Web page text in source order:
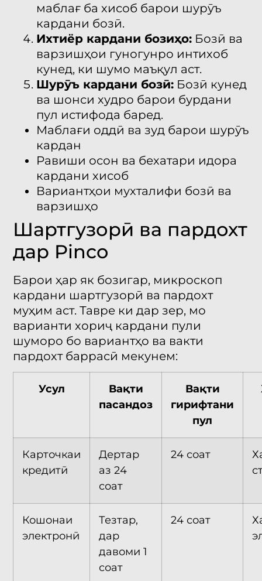
маблағ ба хисоб барои шурӯъ
кардани бозӣ.
Ихтиёр кардани бозиҳо: Бозӣ ва
варзишҳои гуногунро интихоб
кунед, ки шумо маъқул аст.
Шурӯъ кардани бозӣ: Бозӣ кунед
ва шонси худро барои бурдани
пул истифода баред.
Маблағи оддӣ ва зуд барои шурӯъ
кардан
Равиши осон ва бехатари идора
кардани хисоб
Вариантҳои мухталифи бозӣ ва
варзишҳо
Шартгузорӣ ва пардохт
дар Pinco
Барои ҳар як бозигар, микроскоп
кардани шартгузорӣ ва пардохт
муҳим аст. Тавре ки дар зер, мо
варианти хориҷ кардани пули
шуморо бо вариантҳо ва вакти
пардохт баррасӣ мекунем:
Усул
Вақти
пасандоз
Вақти
гирифтани
пул
Карточкаи
кредитӣ
Дертар
аз 24
соат
24 соат
Кошонаи
электронӣ
Тезтар,
дар
давоми 1
соат
24 соат